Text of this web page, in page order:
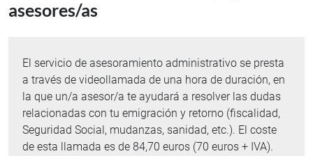
asesores/as
El servicio de asesoramiento administrativo se presta
a través de videollamada de una hora de duración, en
la que un/a asesor/a te ayudará a resolver las dudas
relacionadas con tu emigración y retorno (fiscalidad,
Seguridad Social, mudanzas, sanidad, etc.). El coste
de esta llamada es de 84,70 euros (70 euros + IVA).